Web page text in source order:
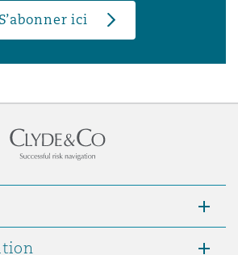
S’abonner ici